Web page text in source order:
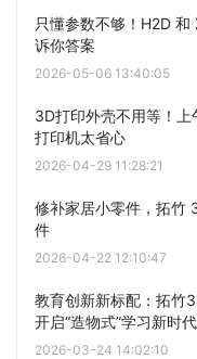
只懂参数不够！H2D
诉你答案
2026-05-06 13:40:05
3D打印外壳不用等！
打印机太省心
2026-04-29 11:28:21
修补家居小零件，拓竹
件
2026-04-22 12:10:47
教育创新新标配：拓竹
开启“造物式”学习新时代
2026-03-24 14:02:10